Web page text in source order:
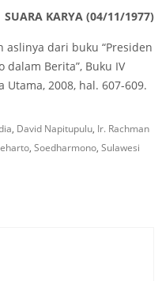
KARYA (04/11/1977)
dari buku “Presiden
dalam Berita”, Buku IV
Utama, 2008, hal. 607-609.
, David Napitupulu, Ir. Rachman
, Soedharmono, Sulawesi